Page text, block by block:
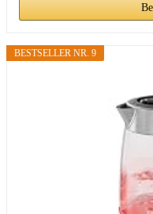
BESTSELLER NR. 9